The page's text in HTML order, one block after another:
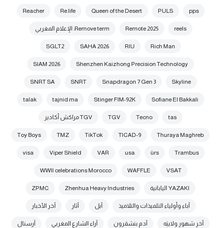
pps
PULS
Queen of the Desert
Re.life
Reacher
reels
Remote 2025 Remove term: الإعلام المغربي
Rich Man
RIU
SAHA 2026
SGLT2
Shenzhen Kaizhong Precision Technology
SIAM 2026
Skyline
Snapdragon 7 Gen 3
SNRT
SNRT SA
Sofiane El Bakkali
Stinger FIM-92K
tajnid.ma
talak
tas
Tecno
TGV TGV مراكش أكادير
Thuraya Maghreb
TICAD-9
TikTok
TMZ
Toy Boys
Trambus
ùrs
usa
VAR
Viper Shield
visa
VSAT
WAFFLE
WWII celebrations Morocco
YAZAKI اليابانية Zhenhua Heavy Industries
ZPMC
آباء وأولياء التلميذات والتلاميذ آبل آثار آخر الأخبار
آخرِ شهورِ ولايتِه آدم بنشقرون آراء الشارع المغربي آرسنال